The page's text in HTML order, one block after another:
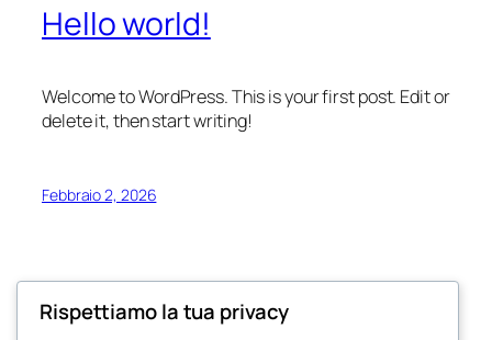
Hello world!
Welcome to WordPress. This is your first post. Edit or
delete it, then start writing!
Febbraio 2, 2026
Rispettiamo la tua privacy